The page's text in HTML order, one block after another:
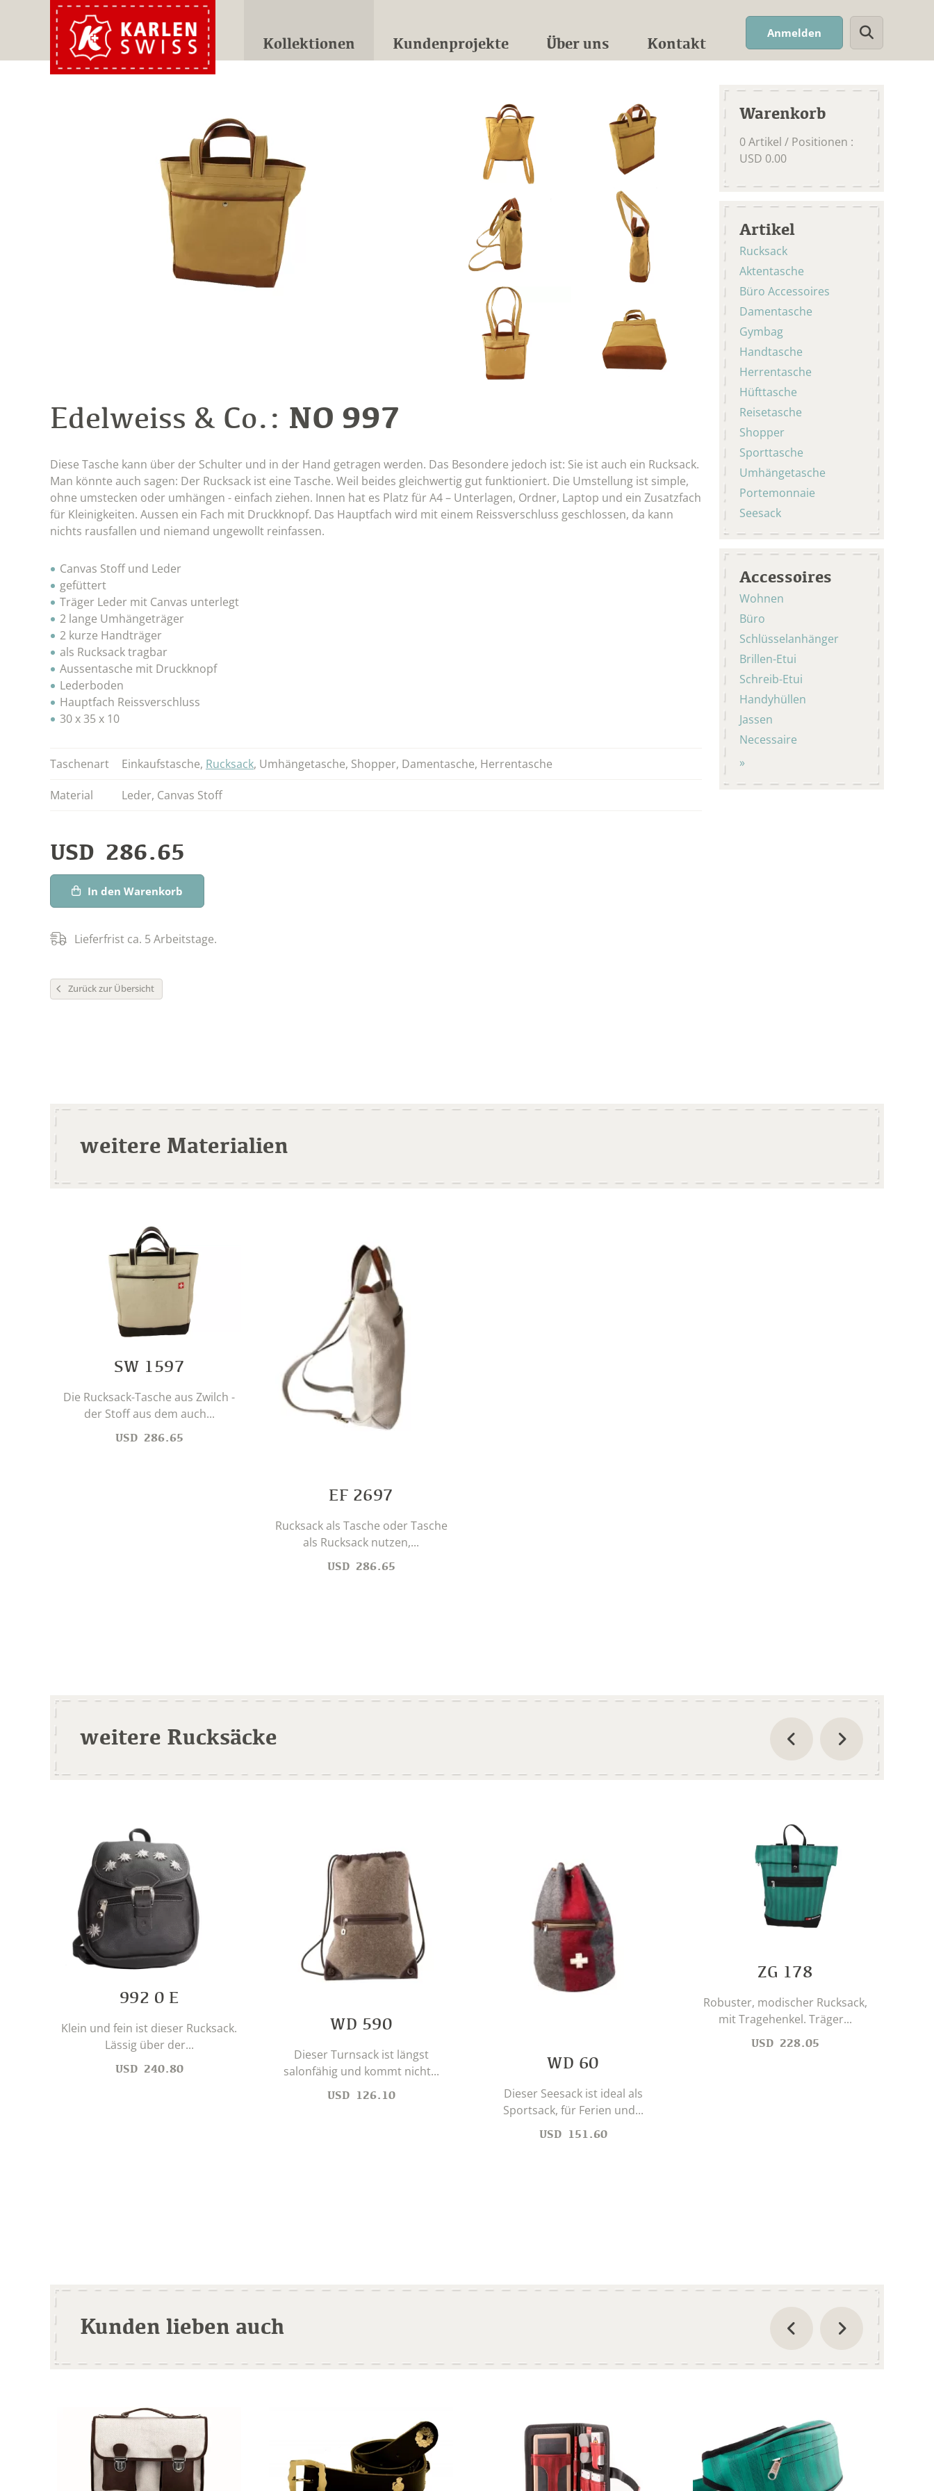
Kollektionen Kundenprojekte Über uns Kontakt
Anmelden Suchwort
Warenkorb
0Artikel / Positionen :
USD 0.00
Artikel
Rucksack
Aktentasche
Büro Accessoires
Damentasche
Gymbag
Handtasche
Herrentasche
Hüfttasche
Reisetasche
Shopper
Sporttasche
Umhängetasche
Portemonnaie
Seesack
Accessoires
Wohnen
Büro
Schlüsselanhänger
Brillen-Etui
Schreib-Etui
Handyhüllen
Jassen
Necessaire
Edelweiss & Co.: NO 997
Diese Tasche kann über der Schulter und in der Hand getragen werden. Das Besondere jedoch ist: Sie ist auch ein Rucksack.
Man könnte auch sagen: Der Rucksack ist eine Tasche. Weil beides gleichwertig gut funktioniert. Die Umstellung ist simple,
ohne umstecken oder umhängen - einfach ziehen. Innen hat es Platz für A4 – Unterlagen, Ordner, Laptop und ein Zusatzfach
für Kleinigkeiten. Aussen ein Fach mit Druckknopf. Das Hauptfach wird mit einem Reissverschluss geschlossen, da kann
nichts rausfallen und niemand ungewollt reinfassen.
Canvas Stoff und Leder
gefüttert
Träger Leder mit Canvas unterlegt
2 lange Umhängeträger
2 kurze Handträger
als Rucksack tragbar
Aussentasche mit Druckknopf
Lederboden
Hauptfach Reissverschluss
30 x 35 x 10
Taschenart Einkaufstasche, Rucksack, Umhängetasche, Shopper, Damentasche, Herrentasche
Material Leder, Canvas Stoff
USD 286.65
In den Warenkorb
Lieferfrist ca. 5 Arbeitstage.
Zurück zur Übersicht
weitere Materialien
SW 1597
Die Rucksack-Tasche aus Zwilch -
der Stoff aus dem auch...
USD 286.65
EF 2697
Rucksack als Tasche oder Tasche
als Rucksack nutzen,...
USD 286.65
weitere Rucksäcke
992 0 E
Klein und fein ist dieser Rucksack.
Lässig über der...
USD 240.80
WD 590
Dieser Turnsack ist längst
salonfähig und kommt nicht...
USD 126.10
WD 60
Dieser Seesack ist ideal als
Sportsack, für Ferien und...
USD 151.60
ZG 178
Robuster, modischer Rucksack,
mit Tragehenkel. Träger...
USD 228.05
Kunden lieben auch